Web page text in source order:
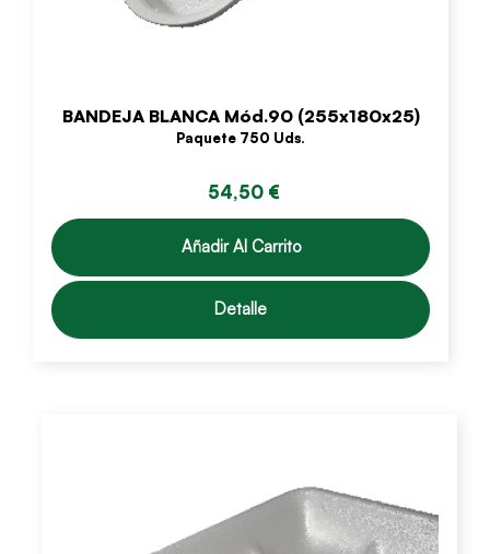
BANDEJA BLANCA Mód.90 (255x180x25)
Paquete 750 Uds.
54,50 €
Añadir Al Carrito
Detalle